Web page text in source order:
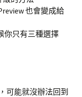
也會變成給
你只有三種選擇
可能就沒辦法回到